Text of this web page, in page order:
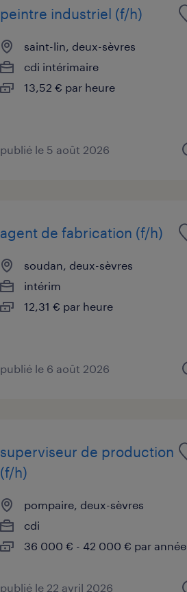
peintre industriel (f/h)
saint-lin, deux-sèvres
cdi intérimaire
13,52 € par heure
publié le 5 août 2026
agent de fabrication (f/h)
soudan, deux-sèvres
intérim
12,31 € par heure
publié le 6 août 2026
superviseur de production
(f/h)
pompaire, deux-sèvres
cdi
36 000 € - 42 000 € par année
publié le 22 avril 2026